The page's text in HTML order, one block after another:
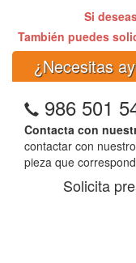
Si
También puedes
¿Necesitas
986 501
Contacta con
contactar con
pieza que
Solicita